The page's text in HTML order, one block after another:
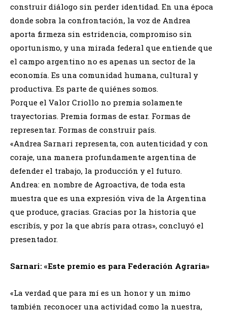
construir diálogo sin perder identidad. En una época
donde sobra la confrontación, la voz de Andrea
aporta firmeza sin estridencia, compromiso sin
oportunismo, y una mirada federal que entiende que
el campo argentino no es apenas un sector de la
economía. Es una comunidad humana, cultural y
productiva. Es parte de quiénes somos.
Porque el Valor Criollo no premia solamente
trayectorias. Premia formas de estar. Formas de
representar. Formas de construir país.
«Andrea Sarnari representa, con autenticidad y con
coraje, una manera profundamente argentina de
defender el trabajo, la producción y el futuro.
Andrea: en nombre de Agroactiva, de toda esta
muestra que es una expresión viva de la Argentina
que produce, gracias. Gracias por la historia que
escribís, y por la que abrís para otras», concluyó el
presentador.
Sarnari: «Este premio es para Federación Agraria»
«La verdad que para mí es un honor y un mimo
también reconocer una actividad como la nuestra,